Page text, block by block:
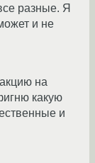
разные. Я
и не
на
какую
и